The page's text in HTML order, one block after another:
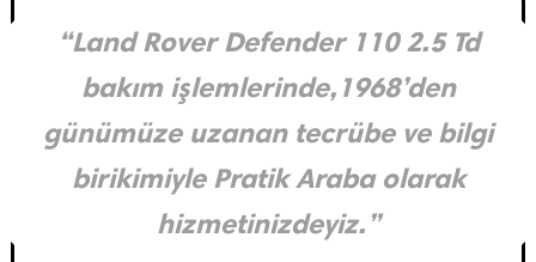
“Land Rover Defender 110 2.5 Td
bakım işlemlerinde,1968’den
günümüze uzanan tecrübe ve bilgi
birikimiyle Pratik Araba olarak
hizmetinizdeyiz.”